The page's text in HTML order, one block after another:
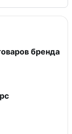
бренда